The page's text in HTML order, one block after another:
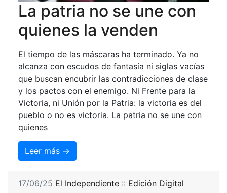
La patria no se une con
quienes la venden
El tiempo de las máscaras ha terminado. Ya no
alcanza con escudos de fantasía ni siglas vacías
que buscan encubrir las contradicciones de clase
y los pactos con el enemigo. Ni Frente para la
Victoria, ni Unión por la Patria: la victoria es del
pueblo o no es victoria. La patria no se une con
quienes
Leer más →
17/06/25 El Independiente :: Edición Digital